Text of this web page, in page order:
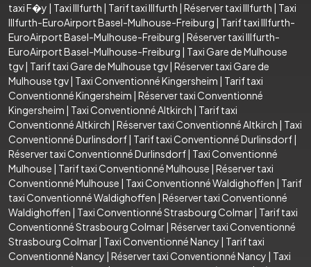
taxi F�y | Taxi Illfurth | Tarif taxi Illfurth | Réserver taxi Illfurth | Taxi
Illfurth-EuroAirport Basel-Mulhouse-Freiburg | Tarif taxi Illfurth-
EuroAirport Basel-Mulhouse-Freiburg | Réserver taxi Illfurth-
EuroAirport Basel-Mulhouse-Freiburg | Taxi Gare de Mulhouse
tgv| Tarif taxi Gare de Mulhouse tgv| Réserver taxi Gare de
Mulhouse tgv| Taxi Conventionné Kingersheim | Tarif taxi
Conventionné Kingersheim | Réserver taxi Conventionné
Kingersheim | Taxi Conventionné Altkirch | Tarif taxi
Conventionné Altkirch | Réserver taxi Conventionné Altkirch | Taxi
Conventionné Durlinsdorf| Tarif taxi Conventionné Durlinsdorf|
Réserver taxi Conventionné Durlinsdorf| Taxi Conventionné
Mulhouse | Tarif taxi Conventionné Mulhouse | Réserver taxi
Conventionné Mulhouse | Taxi Conventionné Waldighoffen | Tarif
taxi Conventionné Waldighoffen | Réserver taxi Conventionné
Waldighoffen | Taxi Conventionné Strasbourg Colmar| Tarif taxi
Conventionné Strasbourg Colmar| Réserver taxi Conventionné
Strasbourg Colmar| Taxi Conventionné Nancy | Tarif taxi
Conventionné Nancy | Réserver taxi Conventionné Nancy | Taxi